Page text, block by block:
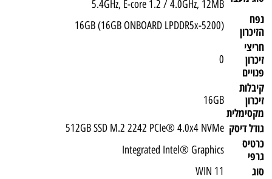
5.4GHz, E-core 1.2 / 4.0GHz, 12MB
נפח
הזיכרון
(16GB (16GB ONBOARD LPDDR5x-5200
חריצי
זיכרון
פנויים
0
קיבלות
זיכרון
מקסימלית
16GB
גודל דיסק 512GB SSD M.2 2242 PCIe® 4.0x4 NVMe
כרטיס
גרפי
Integrated Intel® Graphics
סוג WIN 11